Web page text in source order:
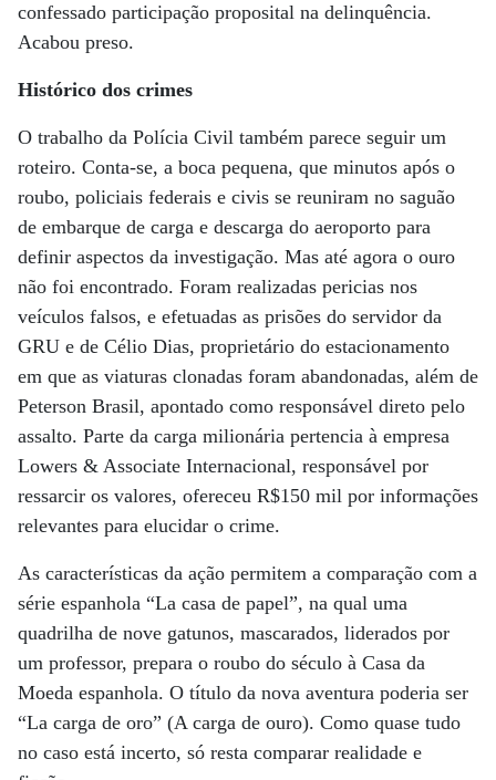
confessado participação proposital na delinquência.
Acabou preso.
Histórico dos crimes
O trabalho da Polícia Civil também parece seguir um
roteiro. Conta-se, a boca pequena, que minutos após o
roubo, policiais federais e civis se reuniram no saguão
de embarque de carga e descarga do aeroporto para
definir aspectos da investigação. Mas até agora o ouro
não foi encontrado. Foram realizadas pericias nos
veículos falsos, e efetuadas as prisões do servidor da
GRU e de Célio Dias, proprietário do estacionamento
em que as viaturas clonadas foram abandonadas, além de
Peterson Brasil, apontado como responsável direto pelo
assalto. Parte da carga milionária pertencia à empresa
Lowers & Associate Internacional, responsável por
ressarcir os valores, ofereceu R$150 mil por informações
relevantes para elucidar o crime.
As características da ação permitem a comparação com a
série espanhola “La casa de papel”, na qual uma
quadrilha de nove gatunos, mascarados, liderados por
um professor, prepara o roubo do século à Casa da
Moeda espanhola. O título da nova aventura poderia ser
“La carga de oro” (A carga de ouro). Como quase tudo
no caso está incerto, só resta comparar realidade e